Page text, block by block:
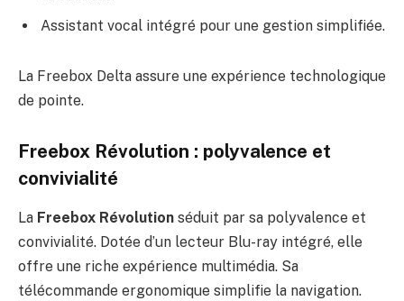
Assistant vocal intégré pour une gestion simplifiée.
La Freebox Delta assure une expérience technologique
de pointe.
Freebox Révolution : polyvalence et
convivialité
La Freebox Révolution séduit par sa polyvalence et
convivialité. Dotée d’un lecteur Blu-ray intégré, elle
offre une riche expérience multimédia. Sa
télécommande ergonomique simplifie la navigation.